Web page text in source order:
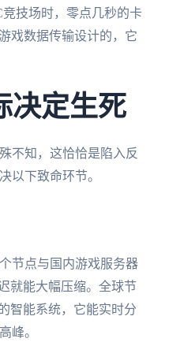
技场时，零点几秒的卡
戏数据传输设计的，它
决定生死
不知，这恰恰是陷入反
以下致命环节。
节点与国内游戏服务器
就能大幅压缩。全球节
智能系统，它能实时分
峰。